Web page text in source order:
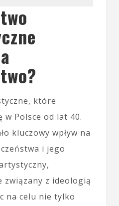
które
w Polsce od lat 40.
kluczowy wpływ na
i jego
związany z ideologią
na celu nie tylko